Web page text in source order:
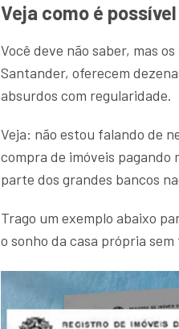
Veja como é
Você deve não saber, mas os
Santander, oferecem
absurdos com regularidade.
Veja: não estou falando de
compra de imóveis pagando
parte dos grandes bancos
Trago um exemplo abaixo
o sonho da casa própria